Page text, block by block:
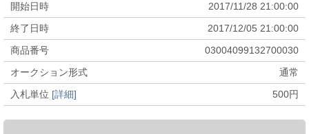
開始日時
2017/11/28 21:00:00
終了日時
2017/12/05 21:00:00
商品番号
03004099132700030
オークション形式
通常
入札単位 [詳細] 500円